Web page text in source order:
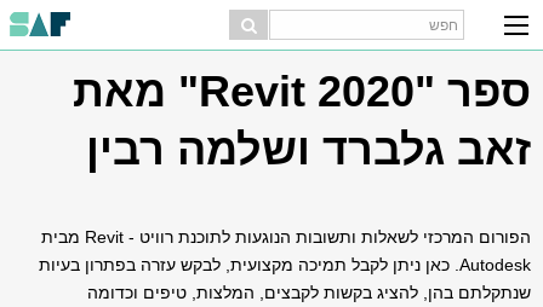
ספר "Revit 2020" מאת
זאב גלברד ושלמה רבין
הפורום המרכזי לשאלות ותשובות הנוגעות לתוכנת רוויט - Revit מבית
Autodesk. כאן ניתן לקבל תמיכה מקצועית, לבקש עזרה בפתרון בעיות
שנתקלתם בהן, להציג בקשות לקבצים, המלצות, טיפים וכדומה